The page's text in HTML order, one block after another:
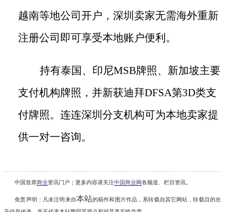
越南等地公司开户，深圳卖家无需海外重新
注册公司即可享受本地账户便利。
持有泰国、印尼MSB牌照、新加坡主要
支付机构牌照，并新获迪拜DFSA第3D类支
付牌照。连连深圳分支机构可为本地卖家提
供一对一咨询。
中国首席商业资讯 门户；更多内容请关注中国商业网各频道、栏目资讯。
免责声明：凡未注明 来自本站的稿件和图片作品，系转载自其它网站，转载目的在